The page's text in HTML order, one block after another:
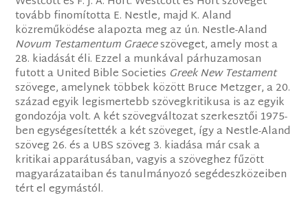
tovább finomította E. Nestle, majd K. Aland
közreműködése alapozta meg az ún. Nestle-Aland
Novum Testamentum Graeceszöveget, amely most a
28. kiadását éli. Ezzel a munkával párhuzamosan
futott a United Bible Societies Greek New Testament
szövege, amelynek többek között Bruce Metzger, a 20.
század egyik legismertebb szövegkritikusa is az egyik
gondozója volt. A két szövegváltozat szerkesztői 1975-
ben egységesítették a két szöveget, így a Nestle-Aland
szöveg 26. és a UBS szöveg 3. kiadása már csak a
kritikai apparátusában, vagyis a szöveghez fűzött
magyarázataiban és tanulmányozó segédeszközeiben
tért el egymástól.